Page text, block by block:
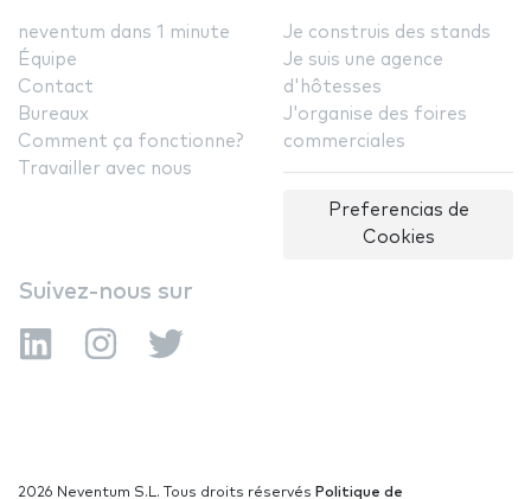
neventum dans 1 minute
Équipe
Contact
Bureaux
Comment ça fonctionne?
Travailler avec nous
Je construis des stands
Je suis une agence
d'hôtesses
J'organise des foires
commerciales
Preferencias de
Cookies
Suivez-nous sur
2026 Neventum S.L. Tous droits réservés Politique de